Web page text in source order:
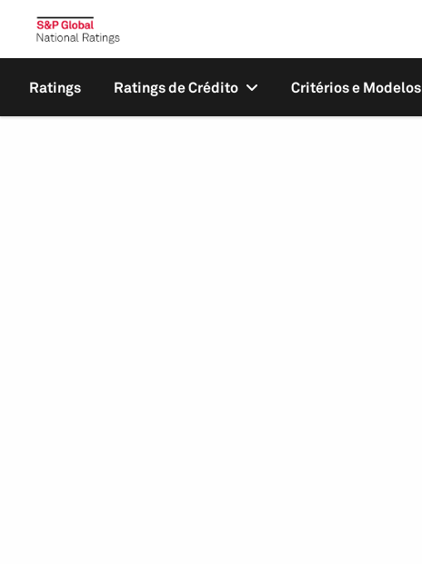
Ratings Ratings de Crédito Critérios e Modelos